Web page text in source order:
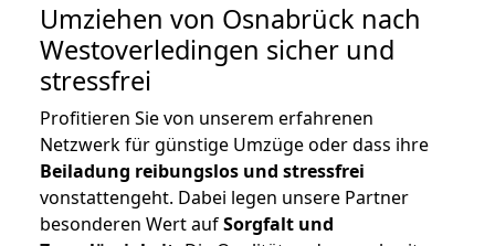
Umziehen von Osnabrück nach
Westoverledingen sicher und
stressfrei
Profitieren Sie von unserem erfahrenen
Netzwerk für günstige Umzüge oder dass ihre
Beiladung reibungslos und stressfrei
vonstattengeht. Dabei legen unsere Partner
besonderen Wert aufSorgfalt und